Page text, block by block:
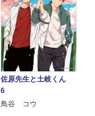
佐原先生と土岐くん
6
鳥谷 コウ